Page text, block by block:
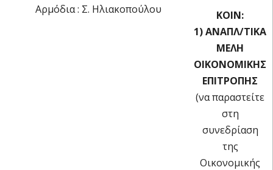
Αρμόδια : Σ. Ηλιακοπούλου
ΚΟΙΝ:
1) ΑΝΑΠΛ/ΤΙΚΑ
ΜΕΛΗ
ΟΙΚΟΝΟΜΙΚΗΣ
ΕΠΙΤΡΟΠΗΣ
(να παραστείτε
στη
συνεδρίαση
της
Οικονομικής